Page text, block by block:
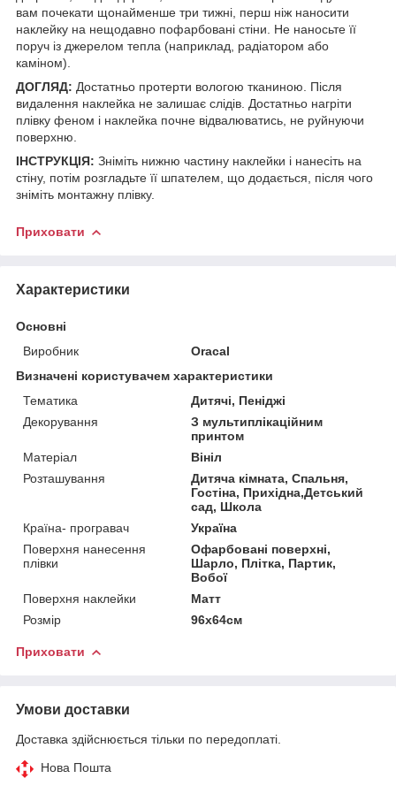
вам почекати щонайменше три тижні, перш ніж наносити
наклейку на нещодавно пофарбовані стіни. Не наносьте її
поруч із джерелом тепла (наприклад, радіатором або
каміном).
ДОГЛЯД: Достатньо протерти вологою тканиною. Після
видалення наклейка не залишає слідів. Достатньо нагріти
плівку феном і наклейка почне відвалюватись, не руйнуючи
поверхню.
ІНСТРУКЦІЯ: Зніміть нижню частину наклейки і нанесіть на
стіну, потім розгладьте її шпателем, що додається, після чого
зніміть монтажну плівку.
Приховати
Характеристики
Основні
Виробник
Oracal
Визначені користувачем характеристики
Тематика
Дитячі, Пеніджі
Декорування
З мультиплікаційним
принтом
Матеріал
Вініл
Розташування
Дитяча кімната, Спальня,
Гостіна, Прихідна,Детський
сад, Школа
Країна- програвач
Україна
Поверхня нанесення
плівки
Офарбовані поверхні,
Шарло, Плітка, Партик,
Вобої
Поверхня наклейки
Матт
Розмір
96х64см
Приховати
Умови доставки
Доставка здійснюється тільки по передоплаті.
Нова Пошта